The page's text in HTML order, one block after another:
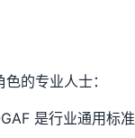
的专业人士：
是行业通用标准